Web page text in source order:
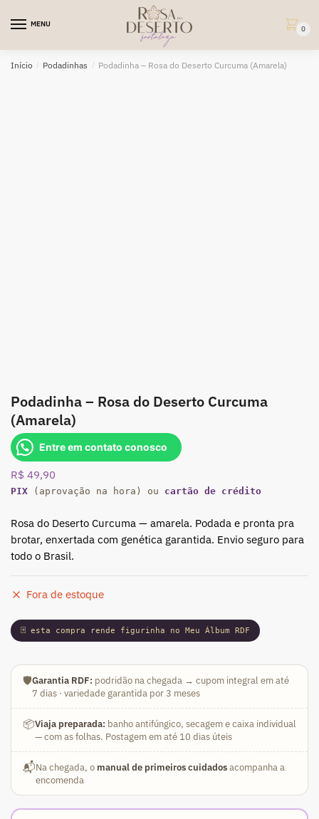
MENU
0
Início / Podadinhas / Podadinha – Rosa do Deserto Curcuma (Amarela)
Podadinha – Rosa do Deserto Curcuma
(Amarela)
Entre em contato conosco
R$ 49,90
PIX (aprovação na hora) ou cartão de crédito
Rosa do Deserto Curcuma — amarela. Podada e pronta pra
brotar, enxertada com genética garantida. Envio seguro para
todo o Brasil.
Fora de estoque
🃏 esta compra rende figurinha no Meu Álbum RDF
🛡️Garantia RDF: podridão na chegada → cupom integral em até
7 dias · variedade garantida por 3 meses
📦Viaja preparada: banho antifúngico, secagem e caixa individual
— com as folhas. Postagem em até 10 dias úteis
📬Na chegada, o manual de primeiros cuidadosacompanha a
encomenda